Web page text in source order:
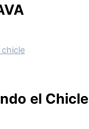
el Chicle